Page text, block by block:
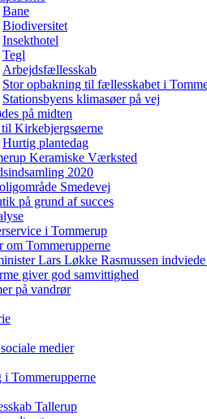
Bane
Biodiversitet
Insekthotel
Tegl
Arbejdsfællesskab
Stor opbakning til fællesskabet i
Stationsbyens klimasøer på vej
på midten
Kirkebjergsøerne
Hurtig plantedag
Keramiske Værksted
2020
Smedevej
på grund af succes
i Tommerup
om Tommerupperne
Lars Løkke Rasmussen
giver god samvittighed
på vandrør
medier
Tommerupperne
Tallerup